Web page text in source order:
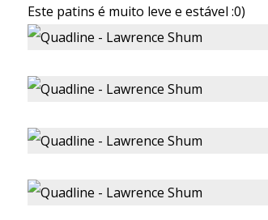
Este patins é muito leve e estável :0)